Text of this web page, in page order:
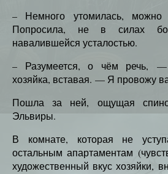
– Немного утомилась,
Попросила, не в силах
навалившейся усталостью.
– Разумеется, о чём речь, —
хозяйка, вставая. — Я провожу
Пошла за ней, ощущая
Эльвиры.
В комнате, которая не
остальным апартаментам
художественный вкус хозяйки,